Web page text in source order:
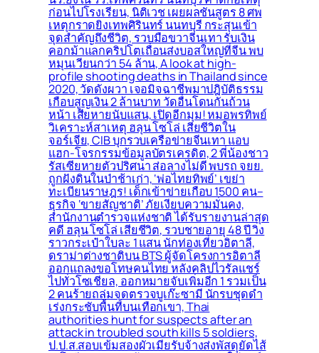
ก่อนไปโรงเรียน, นิติเวช เผยผลชันสูตร 8 ศพ
เหตุกราดยิงเทพศิรินทร์ นนทบุรี กระสุนเข้า
จุดสำคัญถึงชีวิต, รวบมือขวาจีนเทา รับเงิน
คอกม้าแลกคริปโตเถื่อนส่งบอสใหญ่ที่จีน พบ
หมุนเวียนกว่า 54 ล้าน, A look at high-
profile shooting deaths in Thailand since
2020, วัดดังผวา เจอมิจฉาชีพมาปฎิบัติธรรม
เกือบสูญเงิน 2 ล้านบาท วัดอื่นโดนกันถ้วน
หน้า เสียหายนับแสน, เปิดอีกมุม! หมอพรทิพย์
วิเคราะห์สาเหตุ ฮลุน โซโล่ เสียชีวิตใน
จอร์เจีย, CIB บุกรวบเครือข่ายจีนเทา แอบ
แฮก-โจรกรรมข้อมูลบัตรเครดิต, 2 พี่น้องชาว
รัสเซียหายตัวปริศนา ส่อลางไม่ดี พบรถ จยย.
ถูกฝังดินในป่าช้าเก่า, ‘พ่อไทยทิพย์’ เขย่า
ทะเบียนราษฎร! เด็กเข้าข่ายเกือบ 1500 คน–
ธุรกิจ ‘ขายสัญชาติ’ ภัยเงียบความมั่นคง,
สำนักงานตำรวจแห่งชาติ ได้รับรายงานล่าสุด
คดี ฮลุน โซโล่ เสียชีวิต, รวบชายอายุ 48 ปี วิ่ง
ราวกระเป๋าใบละ 1 แสน นักท่องเที่ยวอิตาลี,
ดราม่าต่างชาติบน BTS ผู้จัดโครงการอิตาลี
ออกแถลงขอโทษคนไทย หลังคลิปไวรัลแชร์
ไปทั่วโซเชียล, ออกหมายจับเพิ่มอีก 1 รวมเป็น
2 คนร้ายถล่มจุดตรวจบูเก๊ะซามี นักรบชุดดำ
เร่งกระชับพื้่นที่บนเทือกเขา, Thai
authorities hunt for suspects after an
attack in troubled south kills 5 soldiers,
ป.ป.ส.สอบเข้มสองผัวเมียรับจ้างส่งพัสดุยัดไส้